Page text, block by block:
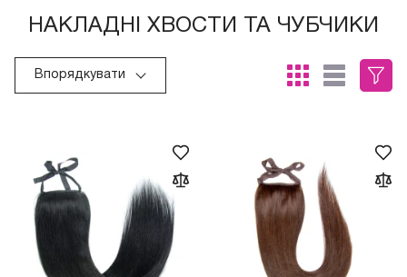
НАКЛАДНІ ХВОСТИ ТА ЧУБЧИКИ
Впорядкувати